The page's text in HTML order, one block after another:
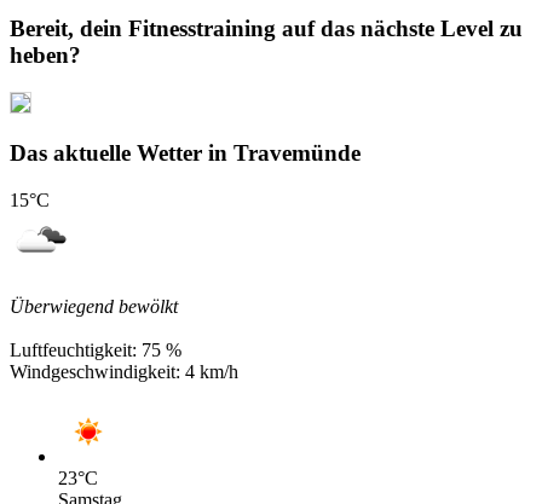
Bereit, dein Fitnesstraining auf das nächste Level zu
heben?
Das aktuelle Wetter in Travemünde
15°C
Überwiegend bewölkt
Luftfeuchtigkeit: 75 %
Windgeschwindigkeit: 4 km/h
23°C